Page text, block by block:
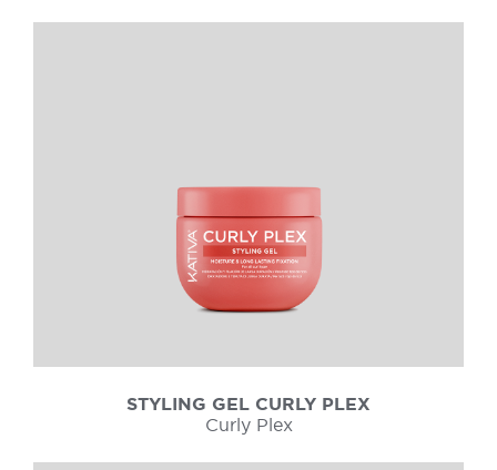
STYLING GEL CURLY PLEX
Curly Plex